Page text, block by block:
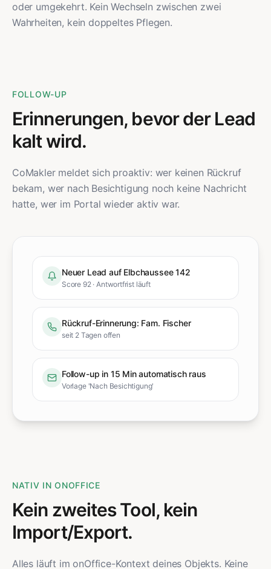
oder umgekehrt. Kein Wechseln zwischen zwei
Wahrheiten, kein doppeltes Pflegen.
FOLLOW-UP
Erinnerungen, bevor der Lead
kalt wird.
CoMakler meldet sich proaktiv: wer keinen Rückruf
bekam, wer nach Besichtigung noch keine Nachricht
hatte, wer im Portal wieder aktiv war.
Neuer Lead auf Elbchaussee 142
Score 92 · Antwortfrist läuft
Rückruf-Erinnerung: Fam. Fischer
seit 2 Tagen offen
Follow-up in 15 Min automatisch raus
Vorlage 'Nach Besichtigung'
NATIV IN ONOFFICE
Kein zweites Tool, kein
Import/Export.
Alles läuft im onOffice-Kontext deines Objekts. Keine